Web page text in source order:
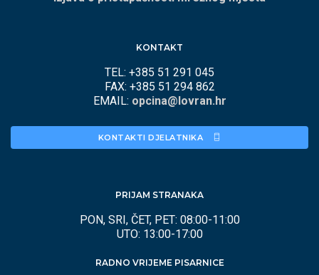
KONTAKT
TEL: +385 51 291 045
FAX: +385 51 294 862
EMAIL: opcina@lovran.hr
KONTAKTI DJELATNIKA
PRIJAM STRANAKA
PON, SRI, ČET, PET: 08:00-11:00
UTO: 13:00-17:00
RADNO VRIJEME PISARNICE